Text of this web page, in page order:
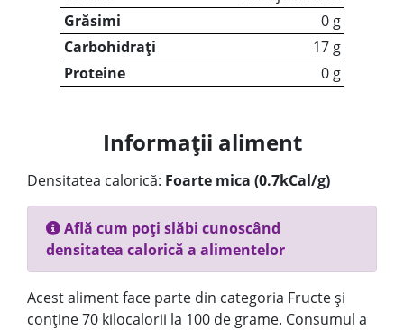
Grăsimi
0 g
Carbohidrați
17 g
Proteine
0 g
Informații aliment
Densitatea calorică: Foarte mica (0.7kCal/g)
Află cum poți slăbi cunoscând
densitatea calorică a alimentelor
Acest aliment face parte din categoria Fructe și
conține 70 kilocalorii la 100 de grame. Consumul a